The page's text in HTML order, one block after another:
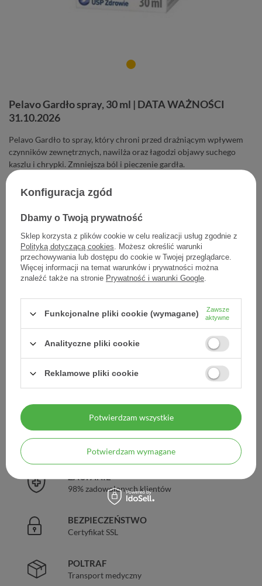
Pelavo Gardło spray, 30 ml | DATA WAŻNOŚCI
31.10.2026
Pelavo Gardło to spray, który chroni przed drażniącym wpływem
czynników zewnętrznych, nawilża oraz łagodzi objawy suchego
kaszlu i chrypki. Zmniejsza ból i pieczenie gardła.
32,86 zł
Cena jednostkowa 1,10 zł / szt.
- + Dodaj do koszyka
Dodaj do listy zakupowej
Producent:USP ZDROWIE SP. Z O.O.
Kod produktu:5903031281651
DARMOWA DOSTAWA
Już od 149 zł !
DOŚWIADCZENIE
ZAUFANIE
98% zadowolonych klientów
BEZPIECZEŃSTWO
Certyfikat SSL
POLTRAF
Transport medyczny
Konfiguracja zgód
Dbamy o Twoją prywatność
Sklep korzysta z plików cookie w celu realizacji usług zgodnie z
Polityką dotyczącą cookies. Możesz określić warunki
przechowywania lub dostępu do cookie w Twojej przeglądarce.
Więcej informacji na temat warunków i prywatności można
znaleźć także na stronie Prywatność i warunki Google.
Funkcjonalne pliki cookie (wymagane)
Zawsze
aktywne
Analityczne pliki cookie
Reklamowe pliki cookie
Potwierdzam wymagane
Potwierdzam wszystkie